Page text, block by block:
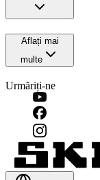
Aflați mai
multe
Urmăriți-ne